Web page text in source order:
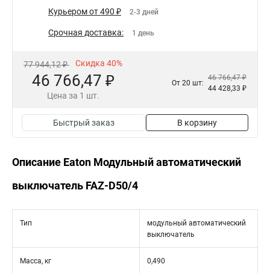
Курьером от 490 ₽ 2-3 дней
Срочная доставка: 1 день
77 944,12 ₽ Скидка 40%
46 766,47 ₽
Цена за 1 шт.
От 20 шт:
46 766,47 ₽
44 428,33 ₽
Быстрый заказ В корзину
Описание Eaton Модульный автоматический
выключатель FAZ-D50/4
Тип
модульный автоматический
выключатель
Масса, кг 0,490